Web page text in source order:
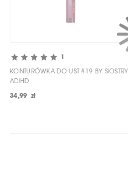
1
KONTURÓWKA DO UST #19 BY SIOSTRY
ADIHD
34,99 zł